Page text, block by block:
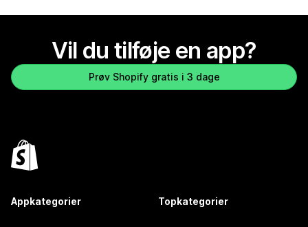
Vil du tilføje en app?
Prøv Shopify gratis i 3 dage
Appkategorier Topkategorier